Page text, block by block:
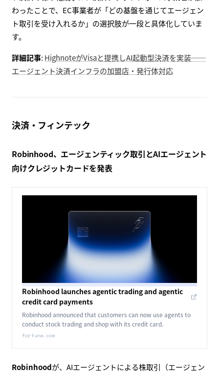
わったことで、EC事業者が「どの基盤を通じてエージェン
ト取引を受け入れるか」の選択肢が一段と具体化していま
す。
詳細記事: HighnoteがVisaと提携しAI起動型決済を実装──
エージェント決済インフラの加盟店・発行体対応
決済・フィンテック
Robinhood、エージェンティック取引とAIエージェント
向けクレジットカードを発表
Robinhood launches agentic trading and agentic
credit card payments
Robinhood announced that customers can now use agents to
conduct stock trading and shop with its credit card.
fortune.com
Robinhoodが、AIエージェントによる株取引（エージェン